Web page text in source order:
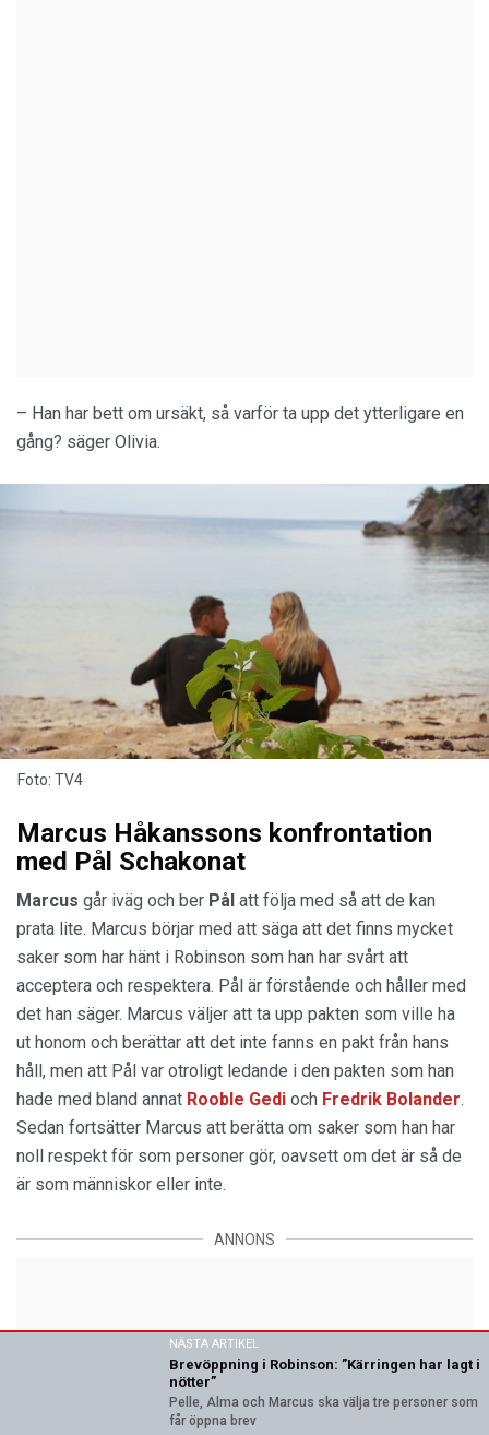
– Han har bett om ursäkt, så varför ta upp det ytterligare en
gång? säger Olivia.
Foto: TV4
Marcus Håkanssons konfrontation
med Pål Schakonat
Marcus går iväg och ber Pål att följa med så att de kan
prata lite. Marcus börjar med att säga att det finns mycket
saker som har hänt i Robinson som han har svårt att
acceptera och respektera. Pål är förstående och håller med
det han säger. Marcus väljer att ta upp pakten som ville ha
ut honom och berättar att det inte fanns en pakt från hans
håll, men att Pål var otroligt ledande i den pakten som han
hade med bland annat Rooble Gedi och Fredrik Bolander.
Sedan fortsätter Marcus att berätta om saker som han har
noll respekt för som personer gör, oavsett om det är så de
är som människor eller inte.
ANNONS
NÄSTA ARTIKEL
Brevöppning i Robinson: ”Kärringen har lagt i
nötter”
Pelle, Alma och Marcus ska välja tre personer som
får öppna brev